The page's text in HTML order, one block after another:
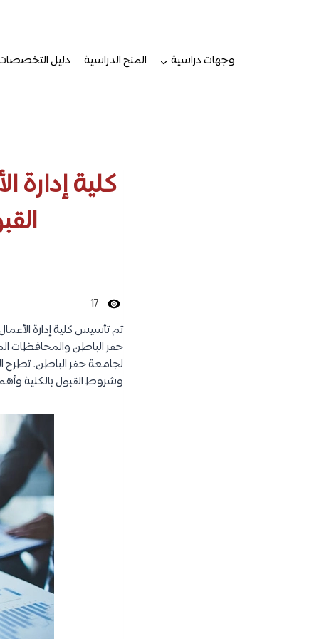
وجهات دراسية
المنح الدراسية دليل
كلية إدارة
17
تم تأسيس كلية إدارة
حفر الباطن والمحافظات
لجامعة حفر الباطن. تطرح
وشروط القبول بالكلية